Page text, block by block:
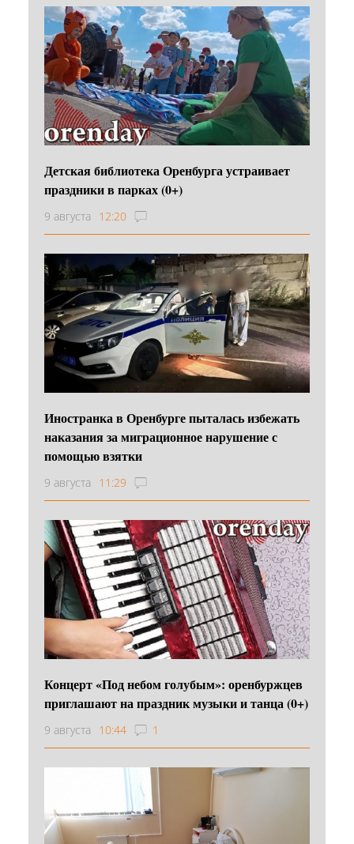
Детская библиотека Оренбурга устраивает
праздники в парках (0+)
9 августа 12:20
Иностранка в Оренбурге пыталась избежать
наказания за миграционное нарушение с
помощью взятки
9 августа 11:29
Концерт «Под небом голубым»: оренбуржцев
приглашают на праздник музыки и танца (0+)
9 августа 10:44 1